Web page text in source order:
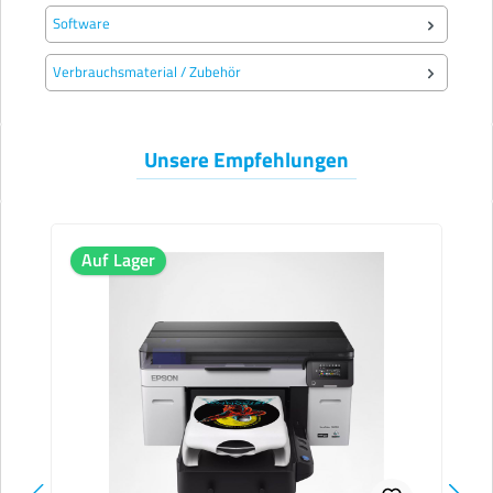
Software
Verbrauchsmaterial / Zubehör
Unsere Empfehlungen
Auf Lager